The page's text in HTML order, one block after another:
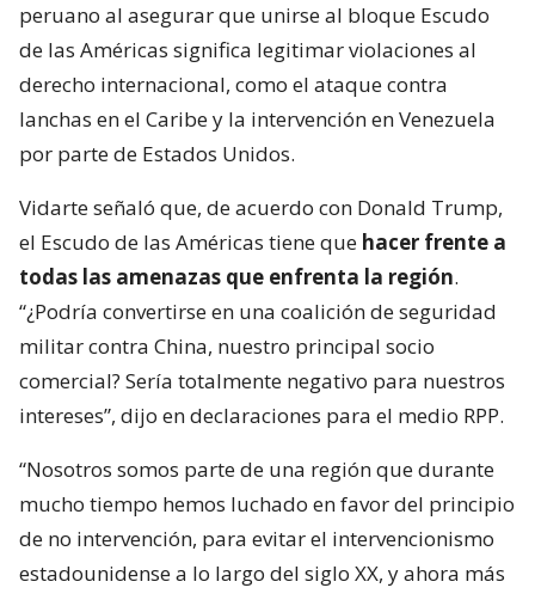
peruano al asegurar que unirse al bloque Escudo
de las Américas significa legitimar violaciones al
derecho internacional, como el ataque contra
lanchas en el Caribe y la intervención en Venezuela
por parte de Estados Unidos.
Vidarte señaló que, de acuerdo con Donald Trump,
el Escudo de las Américas tiene que hacer frente a
todas las amenazas que enfrenta la región.
“¿Podría convertirse en una coalición de seguridad
militar contra China, nuestro principal socio
comercial? Sería totalmente negativo para nuestros
intereses”, dijo en declaraciones para el medio RPP.
“Nosotros somos parte de una región que durante
mucho tiempo hemos luchado en favor del principio
de no intervención, para evitar el intervencionismo
estadounidense a lo largo del siglo XX, y ahora más